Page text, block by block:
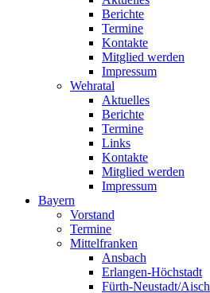
Berichte
Termine
Kontakte
Mitglied werden
Impressum
Wehratal
Aktuelles
Berichte
Termine
Links
Kontakte
Mitglied werden
Impressum
Bayern
Vorstand
Termine
Mittelfranken
Ansbach
Erlangen-Höchstadt
Fürth-Neustadt/Aisch